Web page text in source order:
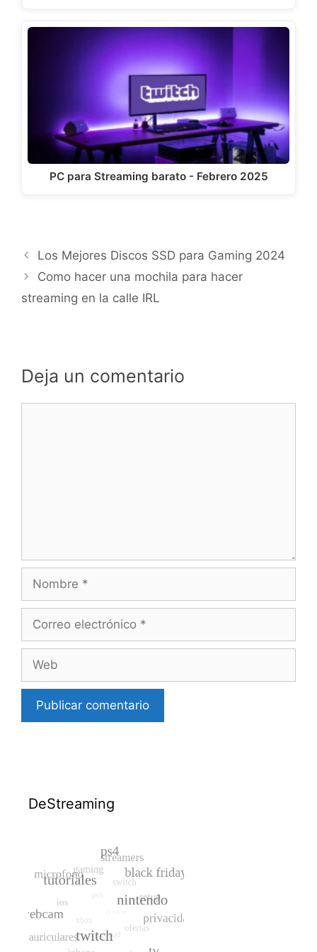
PC para Streaming barato - Febrero 2025
Los Mejores Discos SSD para Gaming 2024
Como hacer una mochila para hacer
streaming en la calle IRL
Deja un comentario
electrónico
DeStreaming